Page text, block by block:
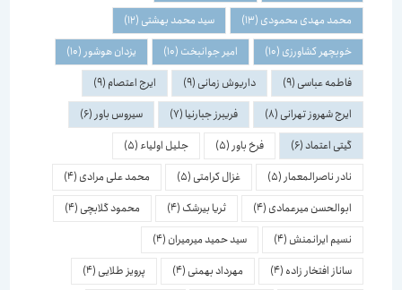
محمد مهدی محمودی(13) سید محمد بهشتی(12)
خوبچهر کشاورزی(10) امیر جوانبخت(10) یزدان هوشور(10)
فاطمه عباسی(9) داریوش زمانی(9) ایرج اعتصام(9)
ایرج شهروز تهرانی(8) فریبرز جبارنیا(7) سیروس باور (6)
گیتی اعتماد(6) فرخ باور (5) جلیل اولیاء(5)
نادر ناصرالمعمار(5) غزال کرامتی(5) محمد علی مرادی(4)
ابوالحسن میرعمادی(4) ثریا بیرشک(4) محمود گلابچی(4)
نسیم ایرانمنش(4) سید حمید میرمیران(4)
ساناز افتخار زاده(4) مهرداد بهمنی(4) پرویز طلایی(4)